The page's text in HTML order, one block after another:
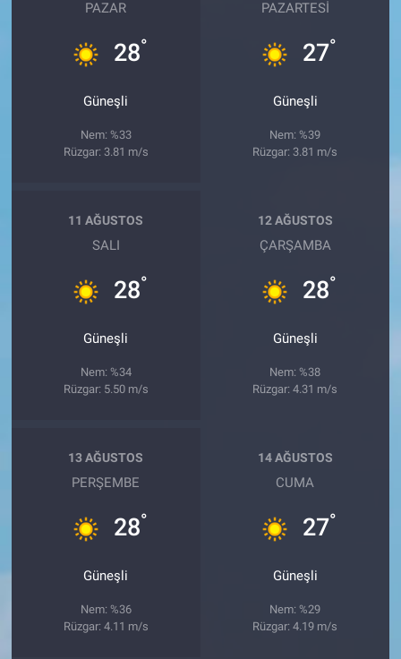
PAZAR
28°
Güneşli
Nem: %33
Rüzgar: 3.81 m/s
PAZARTESI
27°
Güneşli
Nem: %39
Rüzgar: 3.81 m/s
11 AĞUSTOS
SALI
28°
Güneşli
Nem: %34
Rüzgar: 5.50 m/s
12 AĞUSTOS
ÇARŞAMBA
28°
Güneşli
Nem: %38
Rüzgar: 4.31 m/s
13 AĞUSTOS
PERŞEMBE
28°
Güneşli
Nem: %36
Rüzgar: 4.11 m/s
14 AĞUSTOS
CUMA
27°
Güneşli
Nem: %29
Rüzgar: 4.19 m/s